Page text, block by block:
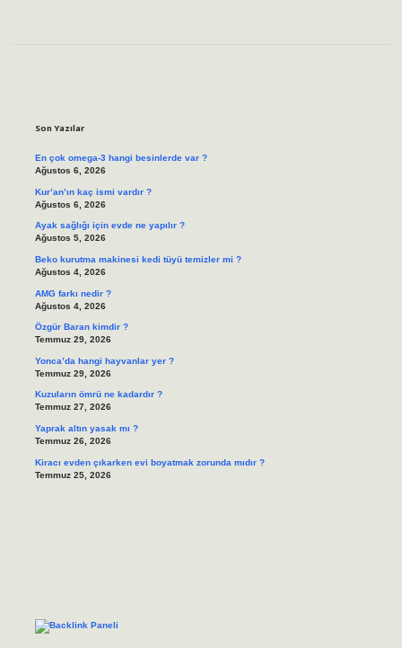
Son Yazılar
En çok omega-3 hangi besinlerde var ?
Ağustos 6, 2026
Kur’an’ın kaç ismi vardır ?
Ağustos 6, 2026
Ayak sağlığı için evde ne yapılır ?
Ağustos 5, 2026
Beko kurutma makinesi kedi tüyü temizler mi ?
Ağustos 4, 2026
AMG farkı nedir ?
Ağustos 4, 2026
Özgür Baran kimdir ?
Temmuz 29, 2026
Yonca’da hangi hayvanlar yer ?
Temmuz 29, 2026
Kuzuların ömrü ne kadardır ?
Temmuz 27, 2026
Yaprak altın yasak mı ?
Temmuz 26, 2026
Kiracı evden çıkarken evi boyatmak zorunda mıdır ?
Temmuz 25, 2026